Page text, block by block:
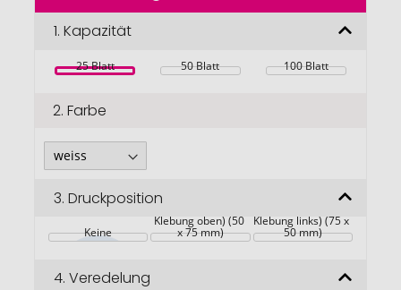
Bildgalerie
1. Kapazität
25 Blatt 50 Blatt 100 Blatt
2. Farbe
3. Druckposition
Keine
Klebung oben) (50
x 75 mm)
Klebung links) (75 x
50 mm)
4. Veredelung